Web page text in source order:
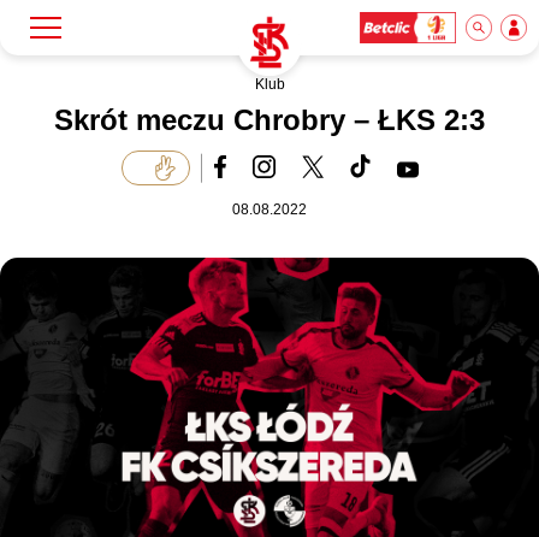
Klub
Akademia
Biznes
Dla mediów
Klub
Skrót meczu Chrobry – ŁKS 2:3
08.08.2022